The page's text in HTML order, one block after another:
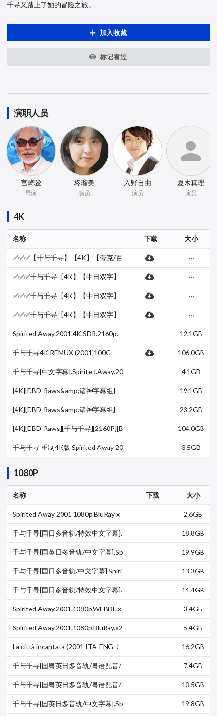
千寻又踏上了她的冒险之旅。
加入收藏
标记看过
演职人员
宫崎骏
导演
柊瑠美
演员
入野自由
演员
夏木真理
演员
4K
名称 下载 大小
✅✅✅【千与千寻】【4K】【夸克/百
无广】【可投屏】【未删减】
···
✅✅✅千与千寻【4K】【中日双字】
剪辑】
···
✅✅✅千与千寻【4K】【中日双字】
剪辑】
···
✅✅✅千与千寻【4K】【中日双字】
···
Spirited.Away.2001.4K.SDR.2160p.
12.1GB
千与千寻4K REMUX (2001)100G 106.0GB
千与千寻[中文字幕].Spirited.Away.20
EB 4.13GB
4.1GB
[4K][DBD-Raws&amp;诸神字幕组]
内封][FLAC]
19.1GB
[4K][DBD-Raws&amp;诸神字幕组]
内封][DTS+FLAC]
23.2GB
[4K][DBD-Raws][千与千寻][2160P][B
+PCM]
104.0GB
千与千寻 重制4K版 Spirited Away 20
3.5GB
1080P
名称 下载 大小
Spirited Away 2001 1080p BluRay x
2.6GB
千与千寻[国日多音轨/特效中文字幕].
TS-HD.MA6.1.x264-D…
18.8GB
千与千寻[国英日多音轨/中文字幕].Sp
HD.MA.5.1.4Audio…
19.9GB
千与千寻[国日多音轨/中文字幕].Spiri
D.MA.5.1.4Audio.…
13.3GB
千与千寻[国日多音轨/特效中文字幕].
14.4GB
Spirited.Away.2001.1080p.WEBDL.x
3.4GB
Spirited.Away.2001.1080p.BluRay.x2
5.4GB
La città incantata (2001 ITA-ENG-J
16.2GB
千与千寻[国粤英日多音轨/粤语配音/
p.BluRay.x265.10bit.DTS…
7.4GB
千与千寻[国粤英日多音轨/粤语配音/
p.BluRay.x264.DTS.6.1.4…
10.5GB
千与千寻[国英日多音轨/中文字幕].Sp
19.8GB